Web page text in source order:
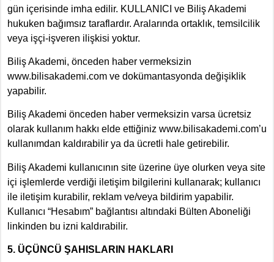
gün içerisinde imha edilir. KULLANICI ve Biliş Akademi
hukuken bağımsız taraflardır. Aralarında ortaklık, temsilcilik
veya işçi-işveren ilişkisi yoktur.
Biliş Akademi, önceden haber vermeksizin
www.bilisakademi.com ve dokümantasyonda değişiklik
yapabilir.
Biliş Akademi önceden haber vermeksizin varsa ücretsiz
olarak kullanım hakkı elde ettiğiniz www.bilisakademi.com’u
kullanımdan kaldırabilir ya da ücretli hale getirebilir.
Biliş Akademi kullanıcının site üzerine üye olurken veya site
içi işlemlerde verdiği iletişim bilgilerini kullanarak; kullanıcı
ile iletişim kurabilir, reklam ve/veya bildirim yapabilir.
Kullanıcı “Hesabım” bağlantısı altındaki Bülten Aboneliği
linkinden bu izni kaldırabilir.
5. ÜÇÜNCÜ ŞAHISLARIN HAKLARI